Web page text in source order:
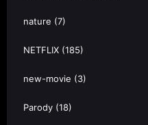
nature (7)
NETFLIX (185)
new-movie (3)
Parody (18)